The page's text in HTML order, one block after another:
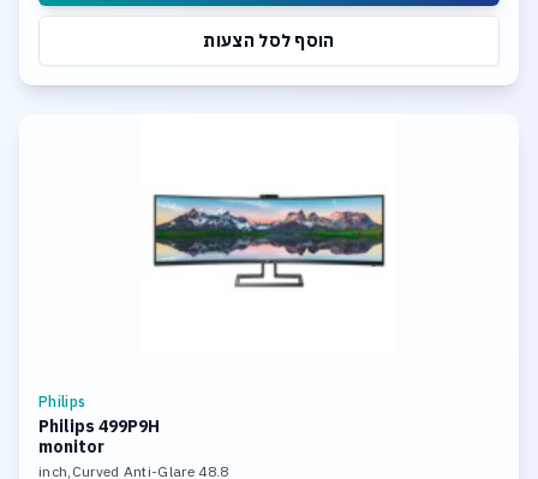
הוסף לסל הצעות
Philips
Philips 499P9H
monitor
48.8 inch,Curved Anti-Glare